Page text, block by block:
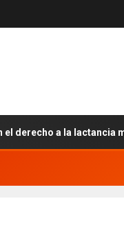
a la lactancia materna